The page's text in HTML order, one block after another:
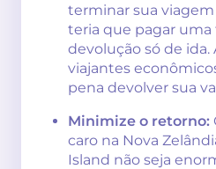
terminar sua
teria que pagar uma
devolução só de ida.
viajantes
pena devolver sua
Minimize o retorno:
caro na Nova
Island não seja